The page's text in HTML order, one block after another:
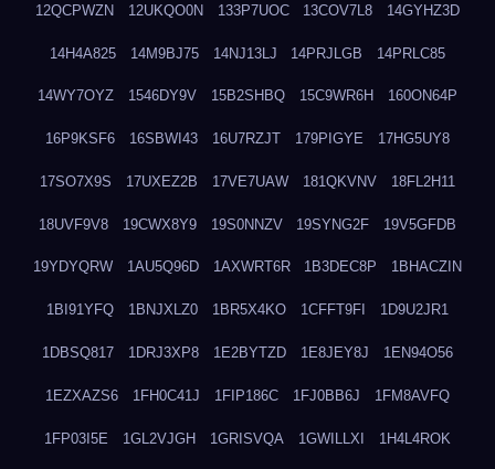
12QCPWZN 12UKQO0N 133P7UOC 13COV7L8 14GYHZ3D
14H4A825 14M9BJ75 14NJ13LJ 14PRJLGB 14PRLC85
14WY7OYZ 1546DY9V 15B2SHBQ 15C9WR6H 160ON64P
16P9KSF6 16SBWI43 16U7RZJT 179PIGYE 17HG5UY8
17SO7X9S 17UXEZ2B 17VE7UAW 181QKVNV 18FL2H11
18UVF9V8 19CWX8Y9 19S0NNZV 19SYNG2F 19V5GFDB
19YDYQRW 1AU5Q96D 1AXWRT6R 1B3DEC8P 1BHACZIN
1BI91YFQ 1BNJXLZ0 1BR5X4KO 1CFFT9FI 1D9U2JR1
1DBSQ817 1DRJ3XP8 1E2BYTZD 1E8JEY8J 1EN94O56
1EZXAZS6 1FH0C41J 1FIP186C 1FJ0BB6J 1FM8AVFQ
1FP03I5E 1GL2VJGH 1GRISVQA 1GWILLXI 1H4L4ROK